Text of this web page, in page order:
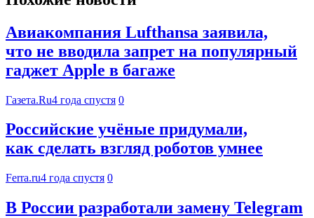
Авиакомпания Lufthansa заявила,
что не вводила запрет на популярный
гаджет Apple в багаже
Газета.Ru4 года спустя 0
Российские учёные придумали,
как сделать взгляд роботов умнее
Ferra.ru4 года спустя 0
В России разработали замену Telegram